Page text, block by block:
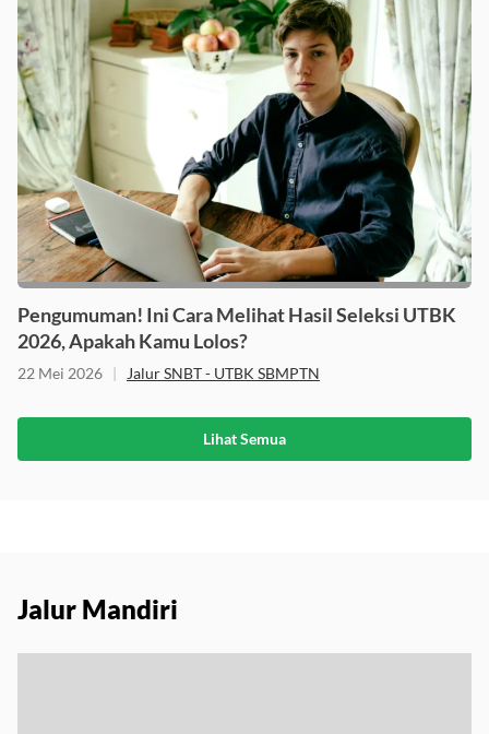
Pengumuman! Ini Cara Melihat Hasil Seleksi UTBK
2026, Apakah Kamu Lolos?
22 Mei 2026 | Jalur SNBT - UTBK SBMPTN
Lihat Semua
Jalur Mandiri